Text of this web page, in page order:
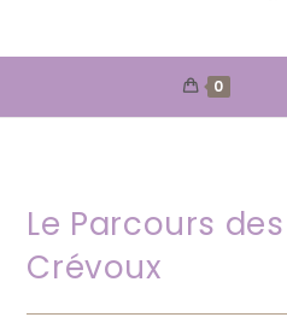
0
Le Parcours
Crévoux